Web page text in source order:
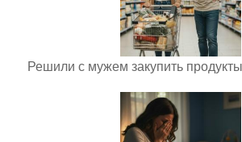
Решили с мужем закупить